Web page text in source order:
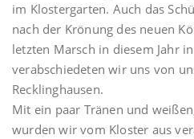
im Klostergarten. Auch das
nach der Krönung des neuen
letzten Marsch in diesem Jahr
verabschiedeten wir uns von
Recklinghausen.
Mit ein paar Tränen und
wurden wir vom Kloster aus